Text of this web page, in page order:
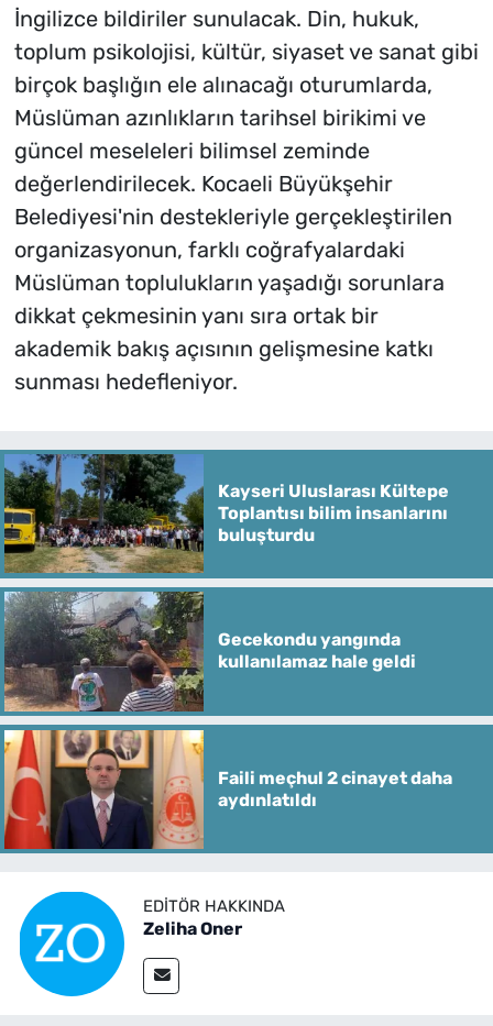
İngilizce bildiriler sunulacak. Din, hukuk,
toplum psikolojisi, kültür, siyaset ve sanat gibi
birçok başlığın ele alınacağı oturumlarda,
Müslüman azınlıkların tarihsel birikimi ve
güncel meseleleri bilimsel zeminde
değerlendirilecek. Kocaeli Büyükşehir
Belediyesi'nin destekleriyle gerçekleştirilen
organizasyonun, farklı coğrafyalardaki
Müslüman toplulukların yaşadığı sorunlara
dikkat çekmesinin yanı sıra ortak bir
akademik bakış açısının gelişmesine katkı
sunması hedefleniyor.
Kayseri Uluslarası Kültepe
Toplantısı bilim insanlarını
buluşturdu
Gecekondu yangında
kullanılamaz hale geldi
Faili meçhul 2 cinayet daha
aydınlatıldı
EDITÖR HAKKINDA
Zeliha Oner